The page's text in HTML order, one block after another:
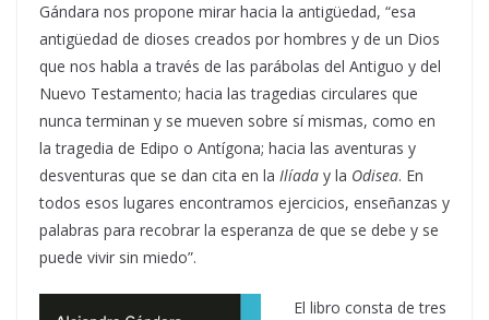
Gándara nos propone mirar hacia la antigüedad, “esa
antigüedad de dioses creados por hombres y de un Dios
que nos habla a través de las parábolas del Antiguo y del
Nuevo Testamento; hacia las tragedias circulares que
nunca terminan y se mueven sobre sí mismas, como en
la tragedia de Edipo o Antígona; hacia las aventuras y
desventuras que se dan cita en la Ilíada y la Odisea. En
todos esos lugares encontramos ejercicios, enseñanzas y
palabras para recobrar la esperanza de que se debe y se
puede vivir sin miedo”.
El libro consta de tres